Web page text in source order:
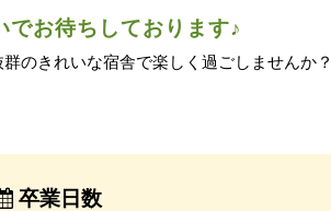
お待ちしております♪
のきれいな宿舎で楽しく過ごしませんか
卒業日数